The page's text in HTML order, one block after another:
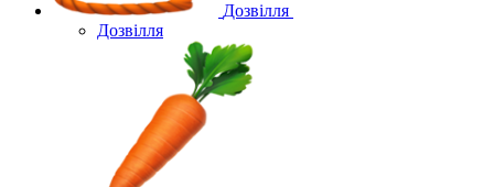
Дозвілля
Дозвілля